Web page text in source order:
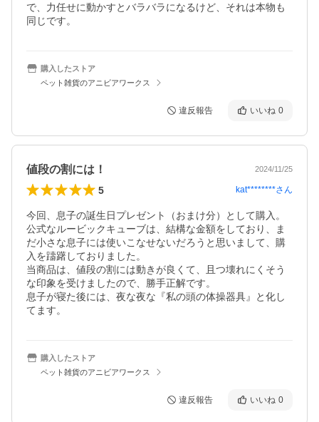
で、力任せに動かすとバラバラになるけど、それは本物も
同じです。
購入したストア
ペット雑貨のアニビアワークス
違反報告 いいね 0
値段の割には！ 2024/11/25
5 kat********さん
今回、息子の誕生日プレゼント（おまけ分）として購入。
公式なルービックキューブは、結構な金額をしており、ま
だ小さな息子には使いこなせないだろうと思いまして、購
入を躊躇しておりました。
当商品は、値段の割には動きが良くて、且つ壊れにくそう
な印象を受けましたので、勝手正解です。
息子が寝た後には、夜な夜な『私の頭の体操器具』と化し
てます。
購入したストア
ペット雑貨のアニビアワークス
違反報告 いいね 0